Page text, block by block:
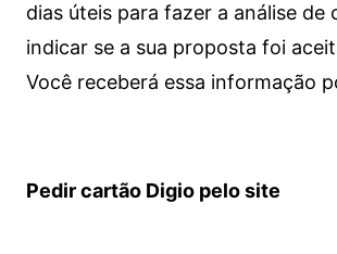
dias úteis para fazer a análise de
indicar se a sua proposta foi
Você receberá essa informação
Pedir cartão Digio pelo site